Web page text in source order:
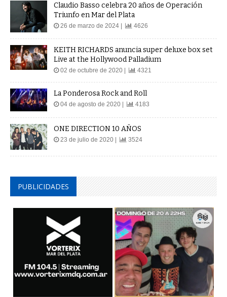
Claudio Basso celebra 20 años de Operación
Triunfo en Mar del Plata
26 de marzo de 2024 | 4626
KEITH RICHARDS anuncia super deluxe box set
Live at the Hollywood Palladium
02 de octubre de 2020 | 4321
La Ponderosa Rock and Roll
04 de agosto de 2020 | 4183
ONE DIRECTION 10 AÑOS
23 de julio de 2020 | 3524
PUBLICIDADES